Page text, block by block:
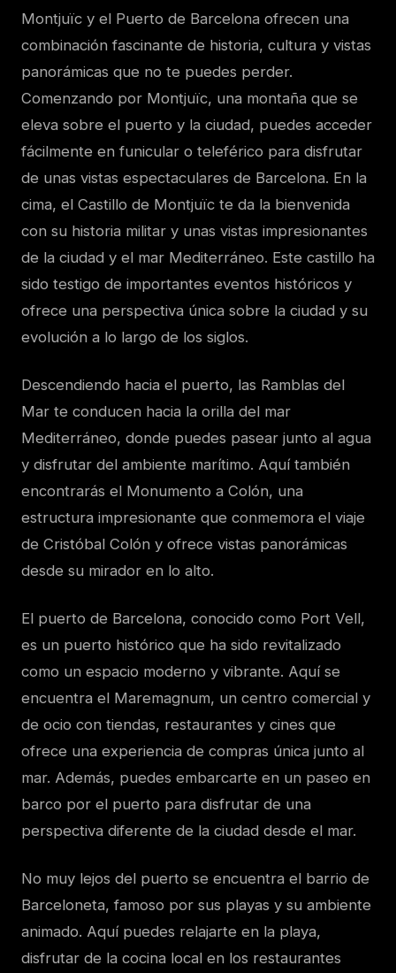
Montjuïc y el Puerto de Barcelona ofrecen una
combinación fascinante de historia, cultura y vistas
panorámicas que no te puedes perder.
Comenzando por Montjuïc, una montaña que se
eleva sobre el puerto y la ciudad, puedes acceder
fácilmente en funicular o teleférico para disfrutar
de unas vistas espectaculares de Barcelona. En la
cima, el Castillo de Montjuïc te da la bienvenida
con su historia militar y unas vistas impresionantes
de la ciudad y el mar Mediterráneo. Este castillo ha
sido testigo de importantes eventos históricos y
ofrece una perspectiva única sobre la ciudad y su
evolución a lo largo de los siglos.
Descendiendo hacia el puerto, las Ramblas del
Mar te conducen hacia la orilla del mar
Mediterráneo, donde puedes pasear junto al agua
y disfrutar del ambiente marítimo. Aquí también
encontrarás el Monumento a Colón, una
estructura impresionante que conmemora el viaje
de Cristóbal Colón y ofrece vistas panorámicas
desde su mirador en lo alto.
El puerto de Barcelona, conocido como Port Vell,
es un puerto histórico que ha sido revitalizado
como un espacio moderno y vibrante. Aquí se
encuentra el Maremagnum, un centro comercial y
de ocio con tiendas, restaurantes y cines que
ofrece una experiencia de compras única junto al
mar. Además, puedes embarcarte en un paseo en
barco por el puerto para disfrutar de una
perspectiva diferente de la ciudad desde el mar.
No muy lejos del puerto se encuentra el barrio de
Barceloneta, famoso por sus playas y su ambiente
animado. Aquí puedes relajarte en la playa,
disfrutar de la cocina local en los restaurantes